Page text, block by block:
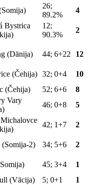
26;
89.2%
4
Bystrica
12;
90.3%
2
(Dānija) 44; 6+22
12
(Čehija) 32; 0+4
10
(Čehija) 52; 6+6
8
Vary
46; 0+8
5
42; 1+7
2
(Somija-2) 34; 5+6
2
45; 3+4
1
(Vācija) 5; 0+1
1